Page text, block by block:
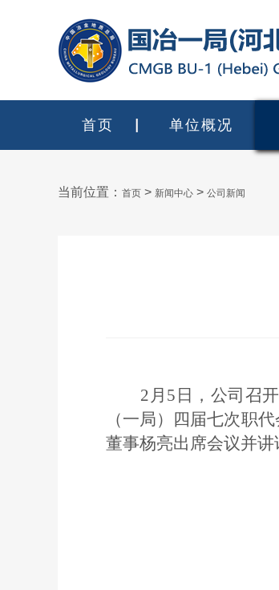
首页 单位概况
当前位置： 首页 > 新闻中心 > 公司新闻
2月5日，公司召
（一局）四届七次职
董事杨亮出席会议并